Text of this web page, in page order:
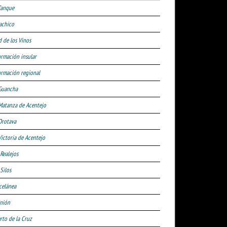
de los Vinos
insular
regional
de Acentejo
de Acentejo
de la Cruz